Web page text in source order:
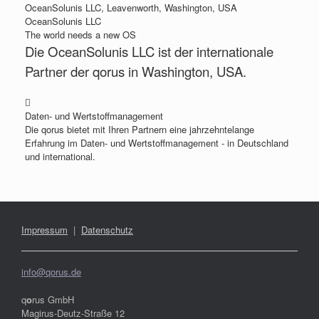
OceanSolunis LLC, Leavenworth, Washington, USA
OceanSolunis LLC
The world needs a new OS
Die OceanSolunis LLC ist der internationale
Partner der qorus in Washington, USA.
Daten- und Wertstoffmanagement
Die qorus bietet mit Ihren Partnern eine jahrzehntelange
Erfahrung im Daten- und Wertstoffmanagement - in Deutschland
und international.
Impressum | Datenschutz
info@qorus.de
qorus GmbH
Magirus-Deutz-Straße 12